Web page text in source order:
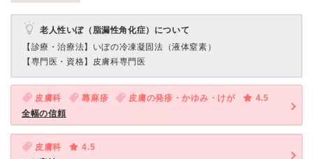
老人性いぼ（脂漏性角化症）について
【診療・治療法】 いぼの冷凍凝固法（液体窒素）
【専門医・資格】 皮膚科専門医
皮膚科 蕁麻疹 皮膚の発疹・かゆみ・けが
4.5
全幅の信頼
皮膚科
4.5